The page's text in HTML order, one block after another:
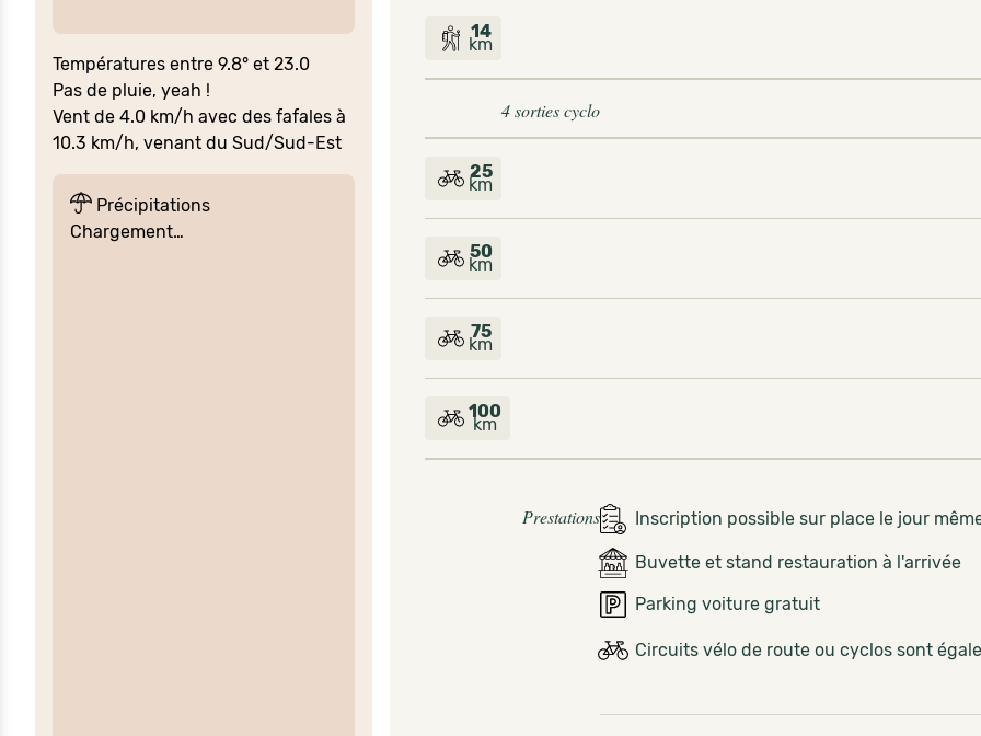
Températures entre 9.8° et 23.0
Pas de pluie, yeah !
Vent de 4.0 km/h avec des fafales à
10.3 km/h, venant du Sud/Sud-Est
Précipitations
Chargement…
14
km
4 sorties cyclo
25
km
50
km
75
km
100
km
Prestations Inscription possible sur place le jour
Buvette et stand restauration à l'arrivée
Parking voiture gratuit
Circuits vélo de route ou cyclos sont